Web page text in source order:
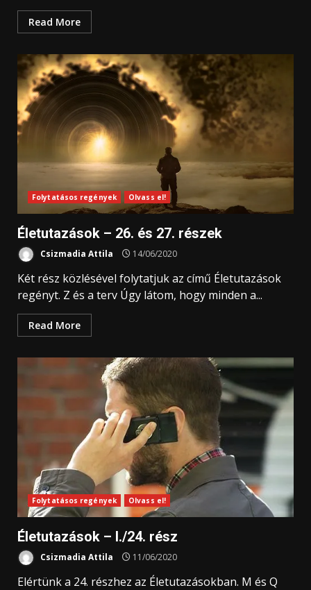
Read More
Folytatásos regények Olvass el!
Életutazások – 26. és 27. részek
Csizmadia Attila 14/06/2020
Két rész közlésével folytatjuk az című Életutazások
regényt. Z és a terv Úgy látom, hogy minden a...
Read More
Folytatásos regények Olvass el!
Életutazások – I./24. rész
Csizmadia Attila 11/06/2020
Elértünk a 24. részhez az Életutazásokban. M és Q